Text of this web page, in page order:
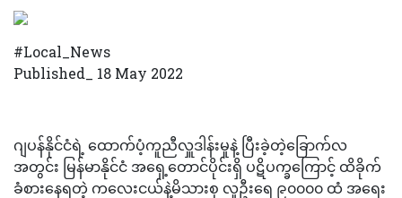
#Local_News
Published_ 18 May 2022
ဂျပန်နိုင်ငံရဲ့ ထောက်ပံ့ကူညီလှူဒါန်းမှုနဲ့ ပြီးခဲ့တဲ့ခြောက်လ
အတွင်း မြန်မာနိုင်ငံ အရှေ့တောင်ပိုင်းရှိ ပဋိပက္ခကြောင့် ထိခိုက်
ခံစားနေရတဲ့ ကလေးငယ်နဲ့မိသားစု လူဦးရေ ၉၀၀၀၀ ထံ အရေး